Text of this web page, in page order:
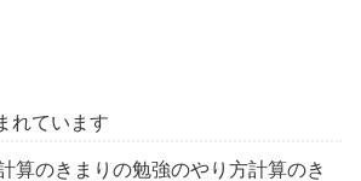
れています
算のきまりの勉強のやり方計算のき